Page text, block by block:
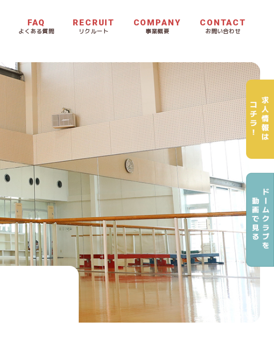
FAQ
よくある質問
RECRUIT
リクルート
COMPANY
事業概要
CONTACT
お問い合わせ